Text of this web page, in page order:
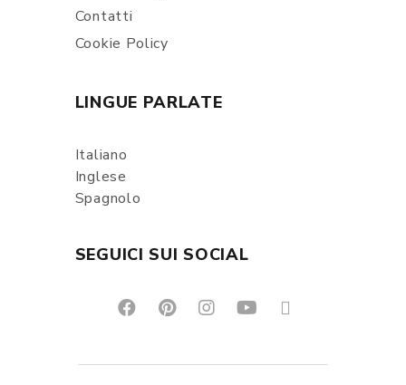
Contatti
Cookie Policy
LINGUE PARLATE
Italiano
Inglese
Spagnolo
SEGUICI SUI SOCIAL